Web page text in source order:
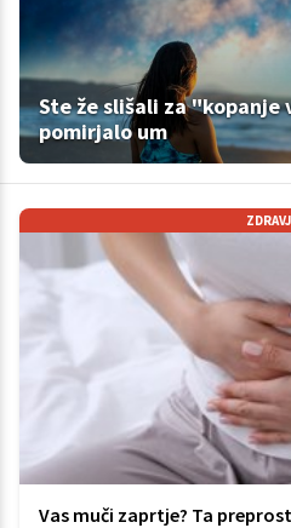
Ste že slišali za "kopanje
pomirjalo um
Vas muči zaprtje? Ta